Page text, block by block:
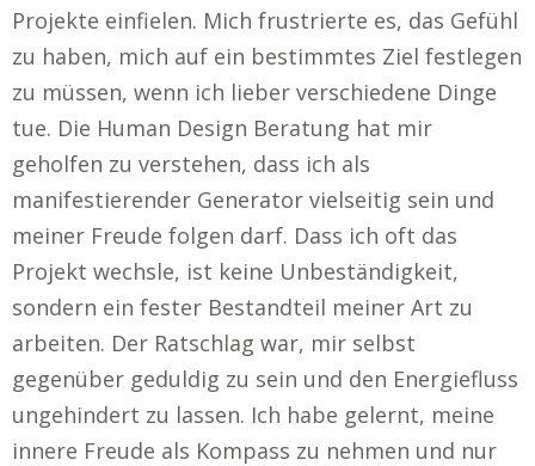
Projekte einfielen. Mich frustrierte es, das Gefühl
zu haben, mich auf ein bestimmtes Ziel festlegen
zu müssen, wenn ich lieber verschiedene Dinge
tue. Die Human Design Beratung hat mir
geholfen zu verstehen, dass ich als
manifestierender Generator vielseitig sein und
meiner Freude folgen darf. Dass ich oft das
Projekt wechsle, ist keine Unbeständigkeit,
sondern ein fester Bestandteil meiner Art zu
arbeiten. Der Ratschlag war, mir selbst
gegenüber geduldig zu sein und den Energiefluss
ungehindert zu lassen. Ich habe gelernt, meine
innere Freude als Kompass zu nehmen und nur